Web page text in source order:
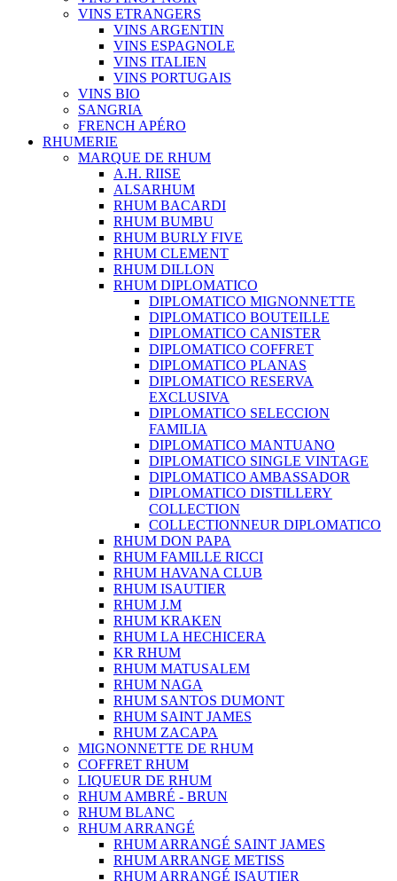
VINS ETRANGERS
VINS ARGENTIN
VINS ESPAGNOLE
VINS ITALIEN
VINS PORTUGAIS
VINS BIO
SANGRIA
FRENCH APÉRO
RHUMERIE
MARQUE DE RHUM
A.H. RIISE
ALSARHUM
RHUM BACARDI
RHUM BUMBU
RHUM BURLY FIVE
RHUM CLEMENT
RHUM DILLON
RHUM DIPLOMATICO
DIPLOMATICO MIGNONNETTE
DIPLOMATICO BOUTEILLE
DIPLOMATICO CANISTER
DIPLOMATICO COFFRET
DIPLOMATICO PLANAS
DIPLOMATICO RESERVA
EXCLUSIVA
DIPLOMATICO SELECCION
FAMILIA
DIPLOMATICO MANTUANO
DIPLOMATICO SINGLE VINTAGE
DIPLOMATICO AMBASSADOR
DIPLOMATICO DISTILLERY
COLLECTION
COLLECTIONNEUR DIPLOMATICO
RHUM DON PAPA
RHUM FAMILLE RICCI
RHUM HAVANA CLUB
RHUM ISAUTIER
RHUM J.M
RHUM KRAKEN
RHUM LA HECHICERA
KR RHUM
RHUM MATUSALEM
RHUM NAGA
RHUM SANTOS DUMONT
RHUM SAINT JAMES
RHUM ZACAPA
MIGNONNETTE DE RHUM
COFFRET RHUM
LIQUEUR DE RHUM
RHUM AMBRÉ - BRUN
RHUM BLANC
RHUM ARRANGÉ
RHUM ARRANGÉ SAINT JAMES
RHUM ARRANGE METISS
RHUM ARRANGÉ ISAUTIER